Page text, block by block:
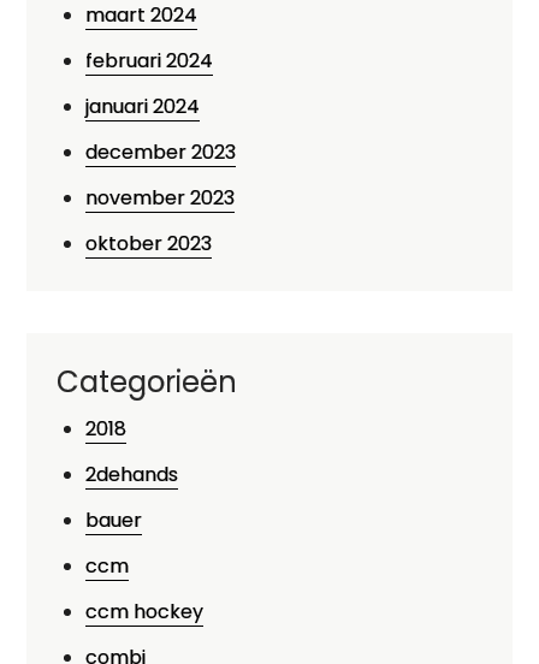
maart 2024
februari 2024
januari 2024
december 2023
november 2023
oktober 2023
Categorieën
2018
2dehands
bauer
ccm
ccm hockey
combi